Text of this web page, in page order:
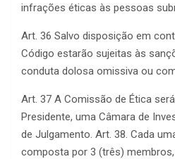
infrações éticas às pessoas
Art. 36 Salvo disposição em
Código estarão sujeitas às
conduta dolosa omissiva ou
Art. 37 A Comissão de Ética
Presidente, uma Câmara de
de Julgamento. Art. 38. Cada
composta por 3 (três)